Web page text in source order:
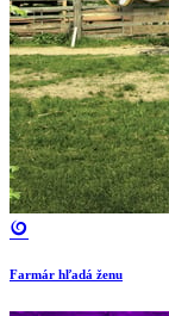
Farmár hľadá ženu